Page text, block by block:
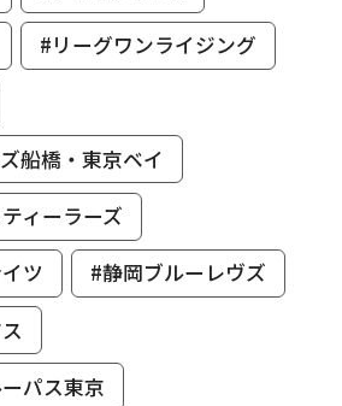
#リーグワンライジング
船橋・東京ベイ
ィーラーズ
ツ
#静岡ブルーレヴズ
パス東京